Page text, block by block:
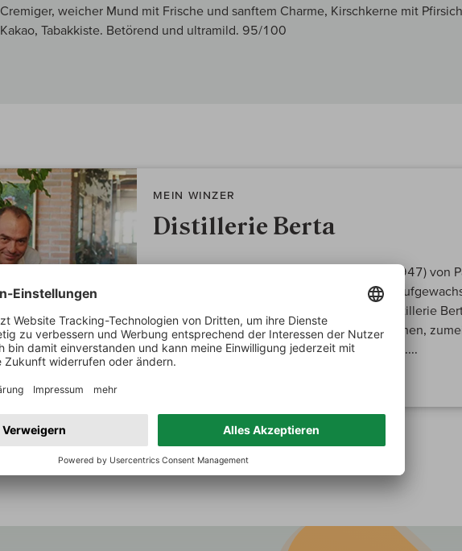
Cremiger, weicher Mund mit Frische und sanftem Charme, Kirschkerne mit
Kakao, Tabakkiste. Betörend und ultramild. 95/100
MEIN WINZER
Distillerie Berta
Bei der kurz nach dem zweiten Weltkrieg (1947) von
dem in der bäuerlichen Kultur des Piemont
Alba diplomierten Brenner, gegründeten Distillerie
Ausgangsmaterial nur Trauben von italienischen,
piemontesischen Spitzenwinzern verarbeitet....